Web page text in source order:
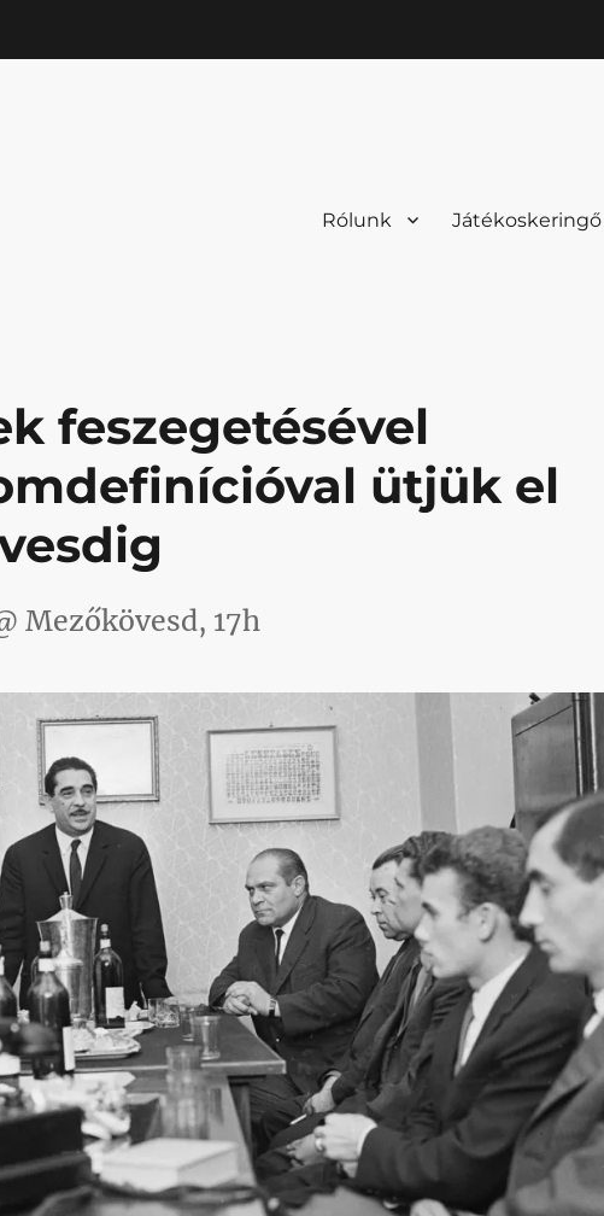
Rólunk Játékoskeringő
feszegetésével
ütjük el
Mezőkövesd, 17h